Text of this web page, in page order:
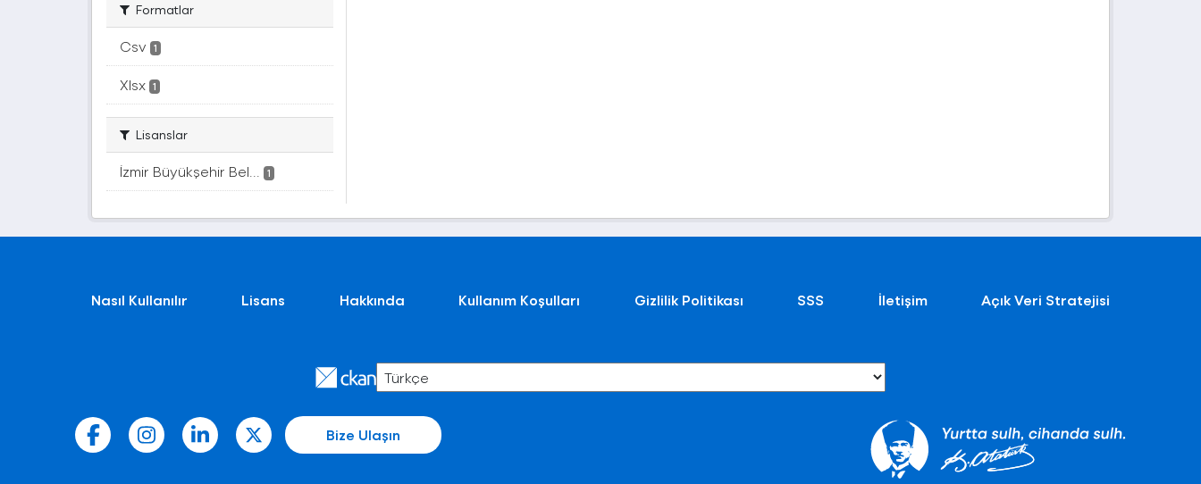
Formatlar
Csv 1
Xlsx 1
Lisanslar
İzmir Büyükşehir Bel... 1
Nasıl Kullanılır Lisans Hakkında Kullanım Koşulları Gizlilik Politikası SSS İletişim Açık Veri Stratejisi
Bize Ulaşın